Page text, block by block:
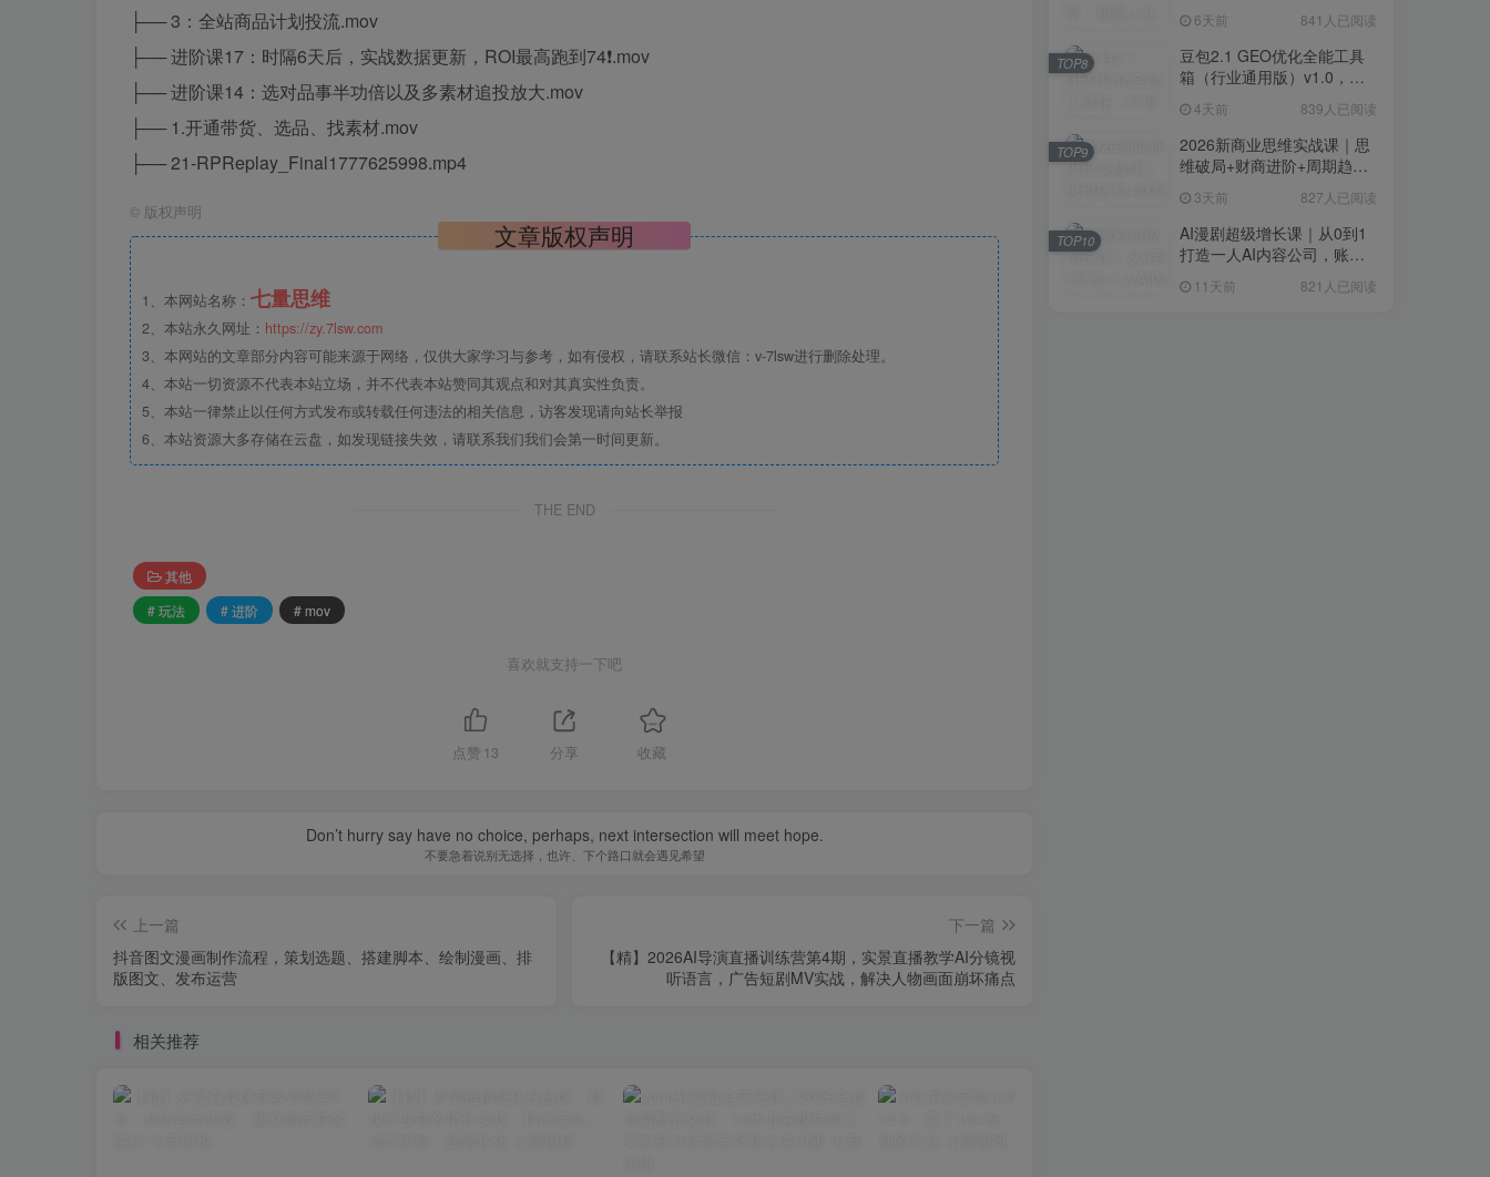
├── 3：全站商品计划投流.mov
├── 进阶课17：时隔6天后，实战数据更新，ROI最高跑到74❗️.mov
├── 进阶课14：选对品事半功倍以及多素材追投放大.mov
├── 1.开通带货、选品、找素材.mov
├── 21-RPReplay_Final1777625998.mp4
© 版权声明
文章版权声明
1、本网站名称： 七量思维
2、本站永久网址： https://zy.7lsw.com
3、本网站的文章部分内容可能来源于网络，仅供大家学习与参考，如有侵权，请联系站长微信：v-7lsw进行删除处理。
4、本站一切资源不代表本站立场，并不代表本站赞同其观点和对其真实性负责。
5、本站一律禁止以任何方式发布或转载任何违法的相关信息，访客发现请向站长举报
6、本站资源大多存储在云盘，如发现链接失效，请联系我们我们会第一时间更新。
THE END
其他
# 玩法
# 进阶 # mov
喜欢就支持一下吧
点赞 13 分享 收藏
Don’t hurry say have no choice, perhaps, next intersection will meet hope.
不要急着说别无选择，也许、下个路口就会遇见希望
上一篇
抖音图文漫画制作流程，策划选题、搭建脚本、绘制漫画、排
版图文、发布运营
下一篇
【精】2026AI导演直播训练营第4期，实景直播教学AI分镜视
听语言，广告短剧MV实战，解决人物画面崩坏痛点
相关推荐
6天前 841人已阅读
豆包2.1 GEO优化全能工具
箱（行业通用版）v1.0，会
景4天前 839人已阅读
TOP8
2026新商业思维实战课｜思
维破局+财商进阶+周期趋势
度解析全体系
3天前 827人已阅读
TOP9
AI漫剧超级增长课｜从0到1
打造一人AI内容公司，账号
流程实战
11天前 821人已阅读
TOP10